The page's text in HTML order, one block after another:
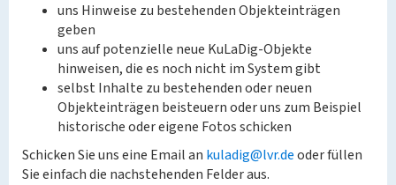
uns Hinweise zu bestehenden Objekteinträgen
geben
uns auf potenzielle neue KuLaDig-Objekte
hinweisen, die es noch nicht im System gibt
selbst Inhalte zu bestehenden oder neuen
Objekteinträgen beisteuern oder uns zum Beispiel
historische oder eigene Fotos schicken
Schicken Sie uns eine Email an kuladig@lvr.deoder füllen
Sie einfach die nachstehenden Felder aus.